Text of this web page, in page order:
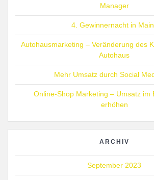
Manager
4. Gewinnernacht in
Autohausmarketing – Veränderung des
Autohaus
Mehr Umsatz durch Social
Online-Shop Marketing – Umsatz im
erhöhen
ARCHIV
September 2023